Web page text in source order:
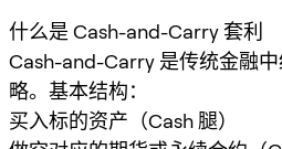
什么是 Cash-and-Carry 套利
Cash-and-Carry 是传统金融
略。基本结构：
买入标的资产（Cash 腿）